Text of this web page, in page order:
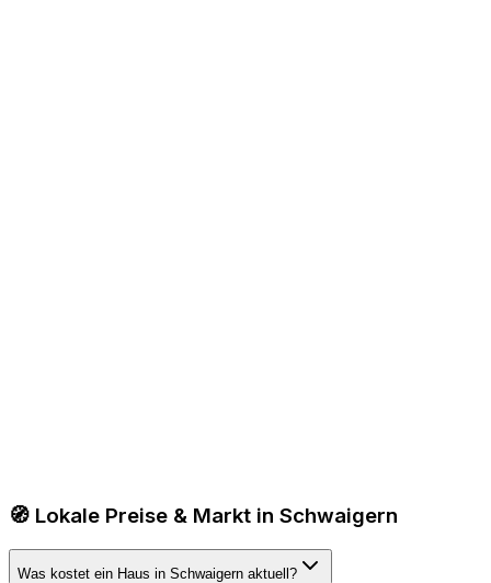
🧭 Lokale Preise & Markt in Schwaigern
Was kostet ein Haus in Schwaigern aktuell?